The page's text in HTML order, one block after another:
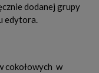
dodanej grupy
edytora.
cokołowych w